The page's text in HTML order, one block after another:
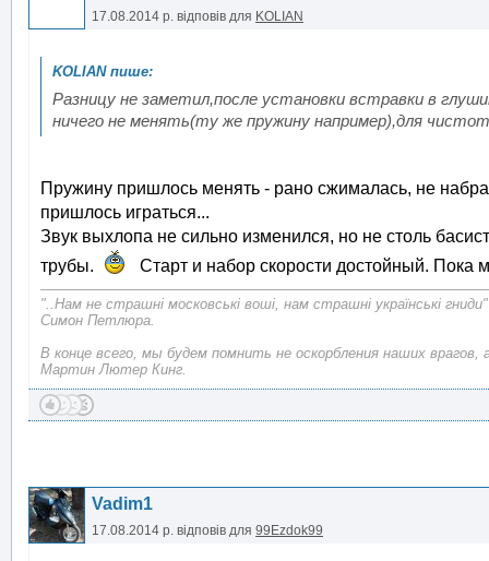
17.08.2014 р. відповів для KOLIAN
Разницу не заметил,после установки встравки в
ничего не менять(ту же пружину например),для
Пружину пришлось менять - рано сжималась, не
пришлось играться...
Звук выхлопа не сильно изменился, но не столь
трубы.
Старт и набор скорости достойный. Пока
"..Нам не страшні московські воші, нам страшні українські гниди"
Симон Петлюра.
В конце всего, мы будем помнить не оскорбления наших врагов,
Мартин Лютер Кинг.
Vadim1
17.08.2014 р. відповів для 99Ezdok99